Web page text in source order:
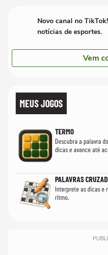
Novo canal no
notícias de esportes.
Vem
MEUS JOGOS
TERMO
Descubra a palavra
dicas e avance até
PALAVRAS
Interprete as dicas e
ritmo.